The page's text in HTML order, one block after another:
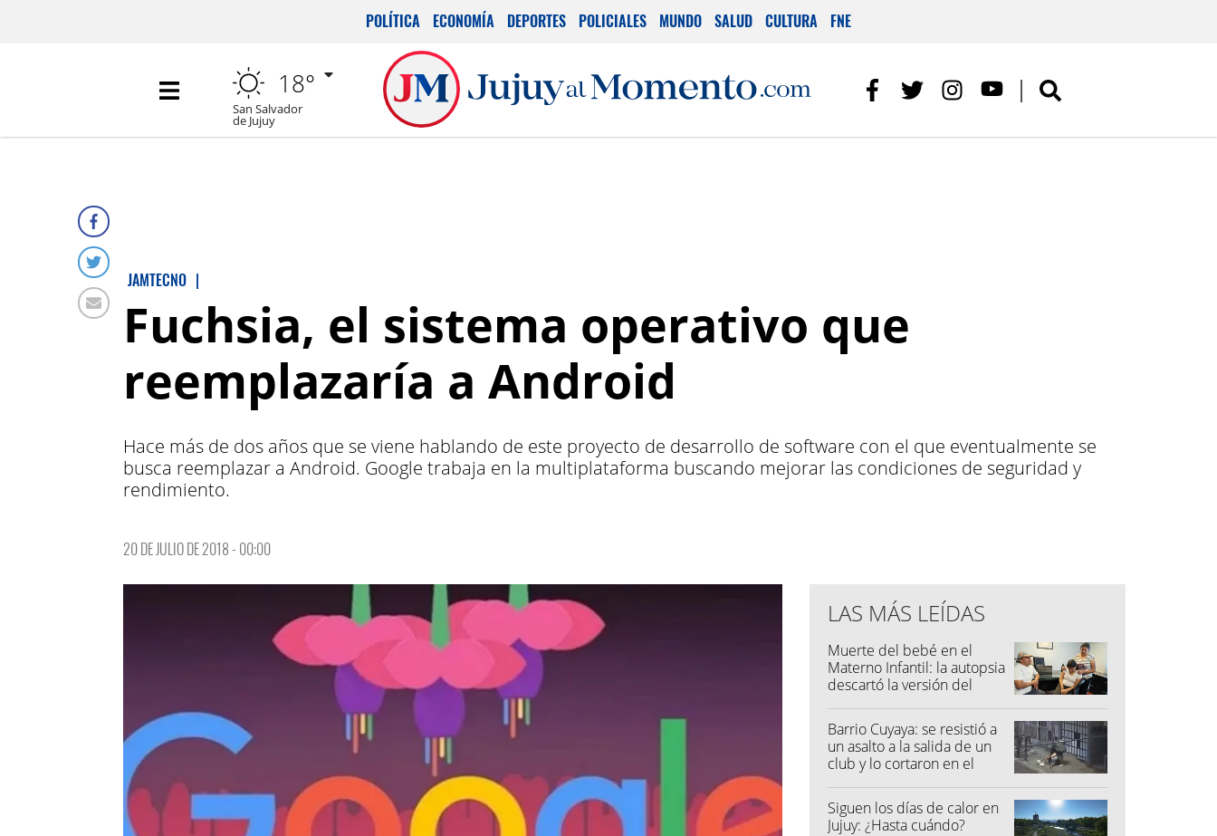
POLÍTICA ECONOMÍA DEPORTES POLICIALES MUNDO SALUD CULTURA FNE
18°
San Salvador
de Jujuy
JAMTECNO |
Fuchsia, el sistema operativo que
reemplazaría a Android
Hace más de dos años que se viene hablando de este proyecto de desarrollo de software con el que eventualmente se
busca reemplazar a Android. Google trabaja en la multiplataforma buscando mejorar las condiciones de seguridad y
rendimiento.
20 DE JULIO DE 2018 - 00:00
LAS MÁS LEÍDAS
Muerte del bebé en el
Materno Infantil: la autopsia
descartó la versión del
Barrio Cuyaya: se resistió a
un asalto a la salida de un
club y lo cortaron en el
Siguen los días de calor en
Jujuy: ¿Hasta cuándo?